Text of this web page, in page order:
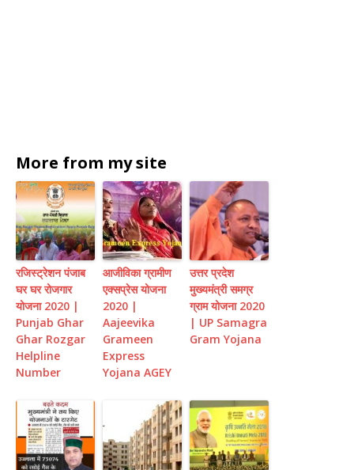
More from my site
रजिस्ट्रेशन पंजाब
घर घर रोजगार
योजना 2020 |
Punjab Ghar
Ghar Rozgar
Helpline
Number
आजीविका ग्रामीण
एक्सप्रेस योजना
2020 |
Aajeevika
Grameen
Express
Yojana AGEY
उत्तर प्रदेश
मुख्यमंत्री समग्र
ग्राम योजना 2020
| UP Samagra
Gram Yojana